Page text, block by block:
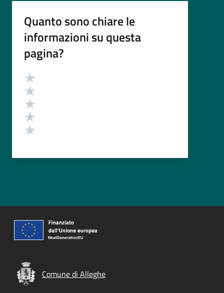
Quanto sono chiare le
informazioni su questa
pagina?
Valutazione
Comune di Alleghe